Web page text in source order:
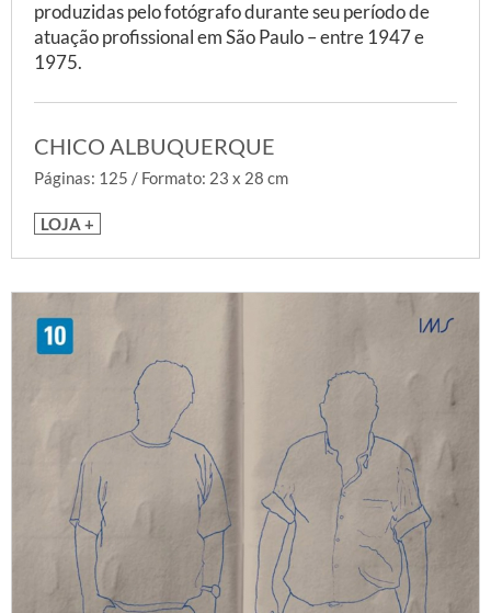
produzidas pelo fotógrafo durante seu período de
atuação profissional em São Paulo – entre 1947 e
1975.
CHICO ALBUQUERQUE
Páginas: 125 / Formato: 23 x 28 cm
LOJA +